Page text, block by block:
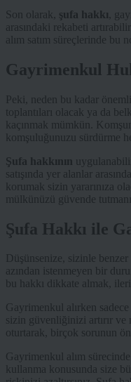
Son olarak, şufa hakkı ,
arasındaki rekabeti
alım satım süreçlerinde bu
Gayrimenkul
Peki, neden bu kadar
toplantıları olacak ya da
kaçınmak mümkün.
komşuluğunuzu sürdürme
Şufa hakkının
satışında yer alanlar
korumak sizin yararınıza
mülkünüzü güvende
Şufa Hakkı ile
Düşünsenize, sizinle
azından istenmeyen bir
bu hakkı dikkate almak,
Gayrimenkul alırken
sizin güvenliğinizi artırır
oturtarak, birçok sorunun
Gayrimenkul alım sürecinde
kullanma konusunda size